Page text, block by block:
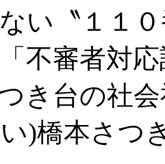
い〝１１
不審者対
き台の社
い)橋本さ